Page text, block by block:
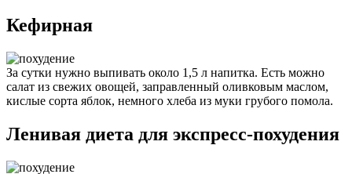
Кефирная
За сутки нужно выпивать около 1,5 л напитка. Есть можно
салат из свежих овощей, заправленный оливковым маслом,
кислые сорта яблок, немного хлеба из муки грубого помола.
Ленивая диета для экспресс-похудения